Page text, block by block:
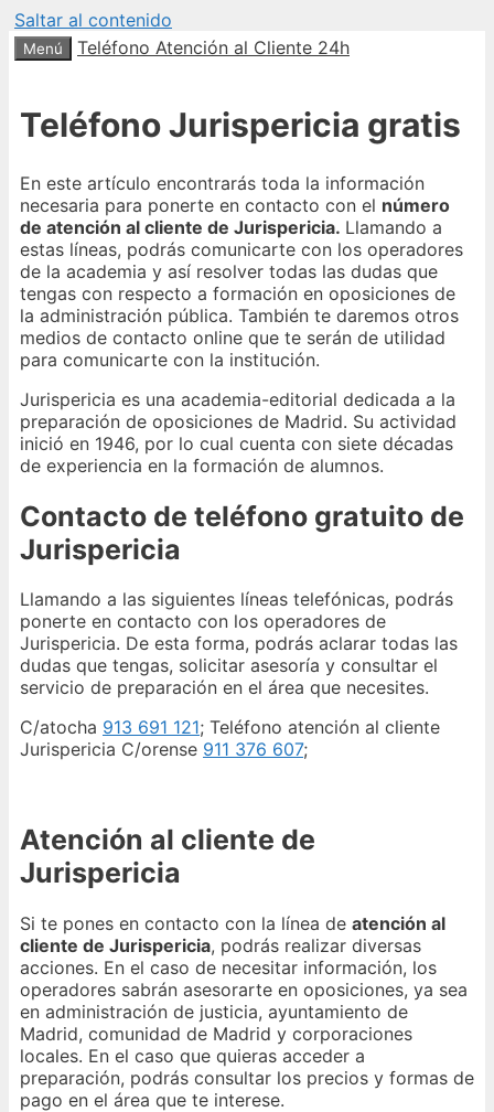
Saltar al contenido
Menú Teléfono Atención al Cliente 24h
Teléfono Jurispericia gratis
En este artículo encontrarás toda la información
necesaria para ponerte en contacto con el número
de atención al cliente de Jurispericia. Llamando a
estas líneas, podrás comunicarte con los operadores
de la academia y así resolver todas las dudas que
tengas con respecto a formación en oposiciones de
la administración pública. También te daremos otros
medios de contacto online que te serán de utilidad
para comunicarte con la institución.
Jurispericia es una academia-editorial dedicada a la
preparación de oposiciones de Madrid. Su actividad
inició en 1946, por lo cual cuenta con siete décadas
de experiencia en la formación de alumnos.
Contacto de teléfono gratuito de
Jurispericia
Llamando a las siguientes líneas telefónicas, podrás
ponerte en contacto con los operadores de
Jurispericia. De esta forma, podrás aclarar todas las
dudas que tengas, solicitar asesoría y consultar el
servicio de preparación en el área que necesites.
C/atocha 913 691 121; Teléfono atención al cliente
Jurispericia C/orense 911 376 607;
Atención al cliente de
Jurispericia
Si te pones en contacto con la línea de atención al
cliente de Jurispericia, podrás realizar diversas
acciones. En el caso de necesitar información, los
operadores sabrán asesorarte en oposiciones, ya sea
en administración de justicia, ayuntamiento de
Madrid, comunidad de Madrid y corporaciones
locales. En el caso que quieras acceder a
preparación, podrás consultar los precios y formas de
pago en el área que te interese.